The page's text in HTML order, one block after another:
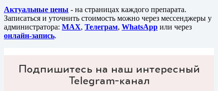
Актуальные цены - на страницах каждого препарата.
Записаться и уточнить стоимость можно через мессенджеры у
администратора: MAX, Телеграм, WhatsApp или через
онлайн-запись.
Подпишитесь на наш интересный
Telegram-канал